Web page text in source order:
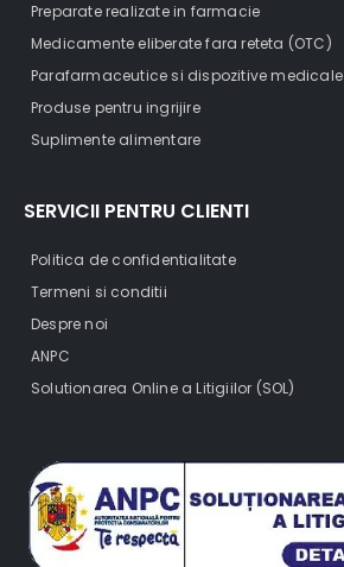
Preparate realizate in farmacie
Medicamente eliberate fara reteta (OTC)
Parafarmaceutice si dispozitive medicale
Produse pentru ingrijire
Suplimente alimentare
SERVICII PENTRU CLIENTI
Politica de confidentialitate
Termeni si conditii
Despre noi
ANPC
Solutionarea Online a Litigiilor (SOL)